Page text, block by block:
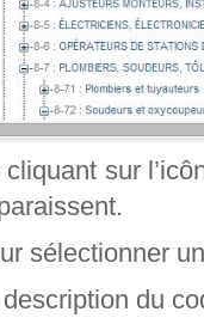
cliquant sur
sélectionner
du